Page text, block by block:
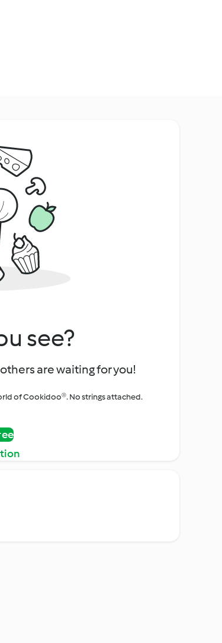
see?
are waiting for you!
of Cookidoo®. No strings attached.